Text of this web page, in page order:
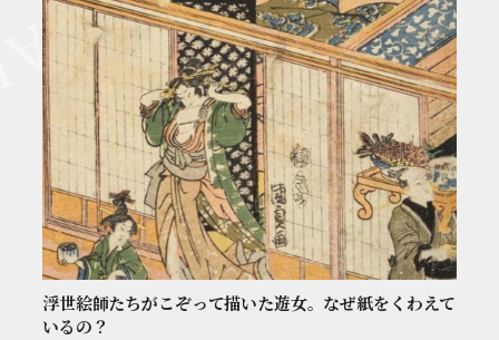
浮世絵師たちがこぞって描いた遊女。なぜ紙をくわえて
いるの？